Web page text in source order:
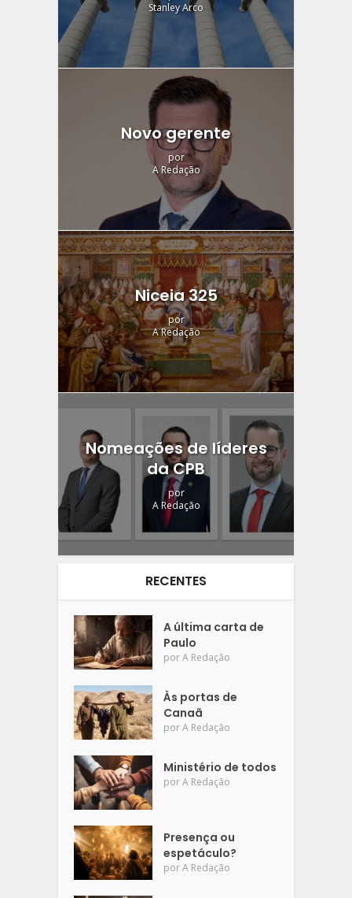
Stanley Arco
Novo gerente
por
A Redação
Niceia 325
por
A Redação
Nomeações de líderes
da CPB
por
A Redação
RECENTES
A última carta de
Paulo
porA Redação
Às portas de
Canaã
porA Redação
Ministério de todos
porA Redação
Presença ou
espetáculo?
porA Redação